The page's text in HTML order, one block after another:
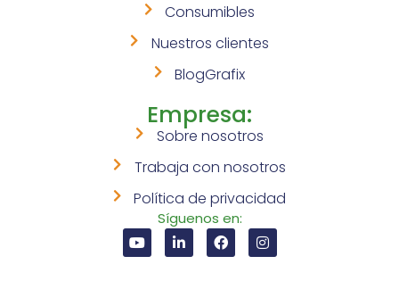
Consumibles
Nuestros clientes
BlogGrafix
Empresa:
Sobre nosotros
Trabaja con nosotros
Política de privacidad
Síguenos en: